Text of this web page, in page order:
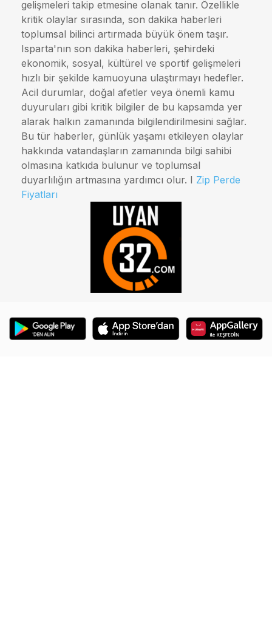
gelişmeleri takip etmesine olanak tanır. Özellikle
kritik olaylar sırasında, son dakika haberleri
toplumsal bilinci artırmada büyük önem taşır.
Isparta'nın son dakika haberleri, şehirdeki
ekonomik, sosyal, kültürel ve sportif gelişmeleri
hızlı bir şekilde kamuoyuna ulaştırmayı hedefler.
Acil durumlar, doğal afetler veya önemli kamu
duyuruları gibi kritik bilgiler de bu kapsamda yer
alarak halkın zamanında bilgilendirilmesini sağlar.
Bu tür haberler, günlük yaşamı etkileyen olaylar
hakkında vatandaşların zamanında bilgi sahibi
olmasına katkıda bulunur ve toplumsal
duyarlılığın artmasına yardımcı olur. I Zip Perde
Fiyatları